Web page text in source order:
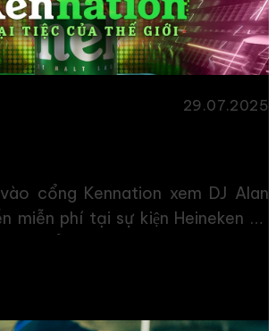
29.07.2025
cổng Kennation xem DJ Alan
miễn phí tại sự kiện Heineken kỷ
Sự kiện Kennation Sự kiện kỷ
lập của Heineken – Kennation